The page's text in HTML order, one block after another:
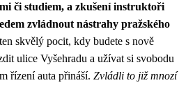
či studiem, a zkušení instruktoři
zvládnout nástrahy pražského
skvělý pocit, kdy budete s nově
ulice Vyšehradu a užívat si svobodu
řízení auta přináší. Zvládli to již mnozí